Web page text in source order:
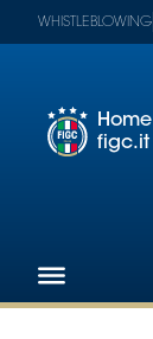
Nazionali
WHISTLEBLOWING
Home
figc.it